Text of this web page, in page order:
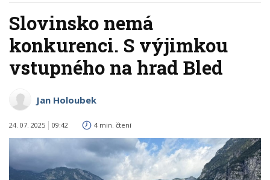
Slovinsko nemá
konkurenci. S výjimkou
vstupného na hrad Bled
Jan Holoubek
24. 07. 2025 09:42 4 min. čtení